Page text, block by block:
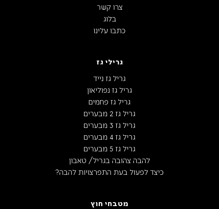
צרו קשר
בלוג
כתבו עלינו
גרילי גז
גריל גז נייד
גריל גז נפוליאון
גריל גז פחמים
גריל גז 2 מבערים
גריל גז 3 מבערים
גריל גז 4 מבערים
גריל גז 5 מבערים
להבה צהובה בגריל/ טאבון
כיצד לפעול בעת התפרצויות להבה?
מטבחי חוץ